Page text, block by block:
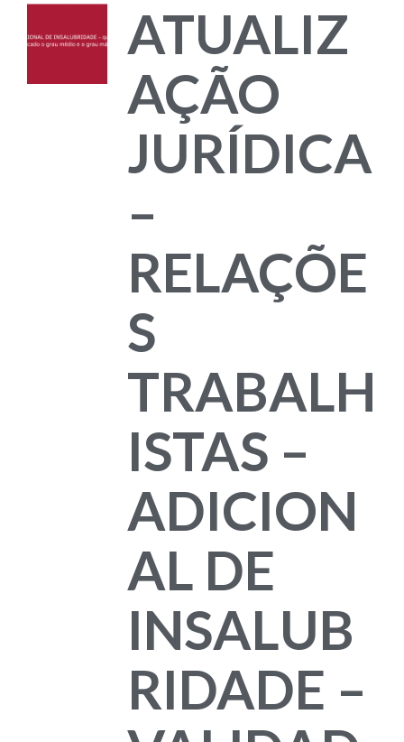
ATUALIZ
AÇÃO
JURÍDICA
–
RELAÇÕE
S
TRABALH
ISTAS –
ADICION
AL DE
INSALUB
RIDADE –